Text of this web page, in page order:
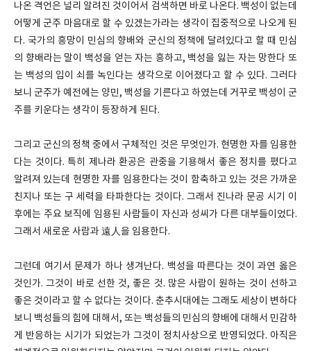
나온 격언은 널리 알려진 것이어서 검색하면 바로 나온다. 백성이 없는데
어떻게 군주 마음대로 할 수 있겠는가라는 생각이 집중적으로 나오게 된
다. 국가의 흥망이 민심의 향배와 군신의 정책에 달려있다고 할 때 민심
의 향배라는 말이 백성을 얻는 자는 흥하고, 백성을 잃는 자는 망한다 또
는 백성의 입이 쇠를 녹인다는 생각으로 이어졌다고 할 수 있다. 그러다
보니 군주가 예전에는 양민, 백성을 기른다고 하였는데 거꾸로 백성이 군
주를 키운다는 생각이 등장하게 된다.
그리고 군신의 정책 중에서 구체적인 것은 무엇인가. 현명한 자를 임용한
다는 것이다. 특히 제나라 환공은 관중을 기용해서 좋은 정치를 폈다고
알려져 있는데 현명한 자를 임용한다는 것이 함축하고 있는 것은 가까운
친지나 또는 구 세력을 타파한다는 것이다. 그래서 진나라 문공 시기 이
후에는 주요 보직에 임용된 사람들이 자신과 성씨가 다른 대부들이었다.
그래서 새로운 사람과 遠人을 임용한다.
그런데 여기서 문제가 하나 생겨난다. 백성을 따른다는 것이 과연 옳은
것인가. 그것이 바로 선한 것, 좋은 것. 많은 사람이 원하는 것이 선하고
좋은 것이라고 할 수 없다는 것이다. 춘추시대에는 그래도 세상이 변하다
보니 백성들의 힘에 대해서, 또는 백성들의 민심의 향배에 대해서 민감하
게 반응하는 시기가 되었는가 그것이 정치사상으로 반영되었다. 아직은